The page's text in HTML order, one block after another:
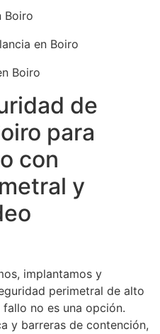
de
para
con
y
implantamos y
perimetral de alto
no es una opción.
y barreras de contención,